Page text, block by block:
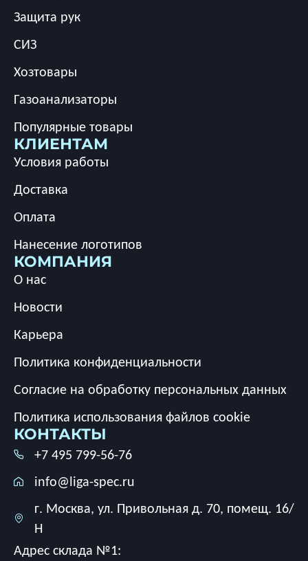
Защита рук
СИЗ
Хозтовары
Газоанализаторы
Популярные товары
КЛИЕНТАМ
Условия работы
Доставка
Оплата
Нанесение логотипов
КОМПАНИЯ
О нас
Новости
Карьера
Политика конфиденциальности
Согласие на обработку персональных данных
Политика использования файлов cookie
КОНТАКТЫ
+7 495 799-56-76
info@liga-spec.ru
г. Москва, ул. Привольная д. 70, помещ. 16/
Н
Адрес склада №1: